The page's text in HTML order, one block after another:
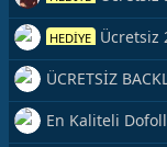
Kaynağı
HEDİYE Ücretsiz
Veriyorum
ÜCRETSİZ
Hemen Yetiş!
En Kaliteli